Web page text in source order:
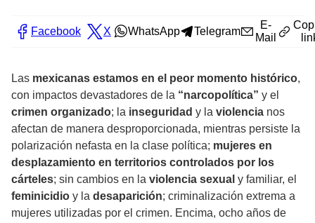
Facebook X WhatsApp Telegram
E-
Mail
Las mexicanas estamos en el peor momento histórico,
con impactos devastadores de la “narcopolítica” y el
crimen organizado; la inseguridad y la violencia nos
afectan de manera desproporcionada, mientras persiste la
polarización nefasta en la clase política; mujeres en
desplazamiento en territorios controlados por los
cárteles; sin cambios en la violencia sexual y familiar, el
feminicidio y la desaparición; criminalización extrema a
mujeres utilizadas por el crimen. Encima, ocho años de